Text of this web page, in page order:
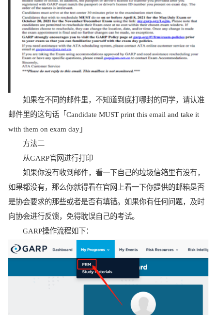
如果在不同的邮件里，不知道到底打哪封的同学，请认准
邮件里的这句话「Candidate MUST print this email and take it
with them on exam day」
方法二
从GARP官网进行打印
如果你没有收到邮件，看一下自己的垃圾信箱里有没有，
如果都没有，那么你就得看在官网上看一下你提供的邮箱是否
是协会要求的那些或者是否有填错。如果你有任何问题，及时
向协会进行反馈，免得耽误自己的考试。
GARP操作流程如下：